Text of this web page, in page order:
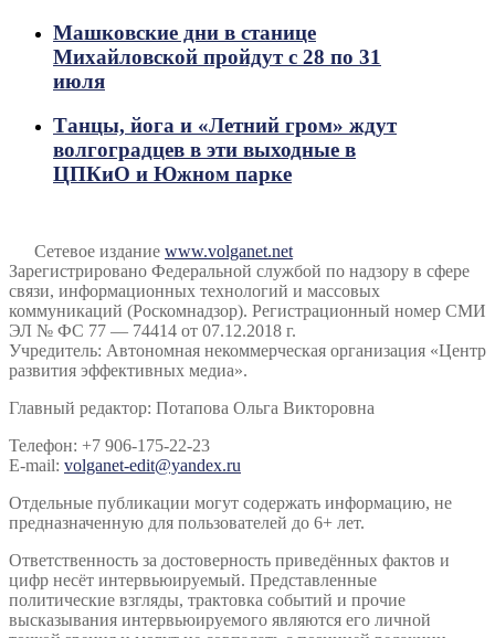
Машковские дни в станице
Михайловской пройдут с 28 по 31
июля
Танцы, йога и «Летний гром» ждут
волгоградцев в эти выходные в
ЦПКиО и Южном парке
Сетевое издание www.volganet.net
Зарегистрировано Федеральной службой по надзору в сфере
связи, информационных технологий и массовых
коммуникаций (Роскомнадзор). Регистрационный номер СМИ
ЭЛ № ФС 77 — 74414 от 07.12.2018 г.
Учредитель: Автономная некоммерческая организация «Центр
развития эффективных медиа».
Главный редактор: Потапова Ольга Викторовна
Телефон: +7 906-175-22-23
E-mail: volganet-edit@yandex.ru
Отдельные публикации могут содержать информацию, не
предназначенную для пользователей до 6+ лет.
Ответственность за достоверность приведённых фактов и
цифр несёт интервьюируемый. Представленные
политические взгляды, трактовка событий и прочие
высказывания интервьюируемого являются его личной